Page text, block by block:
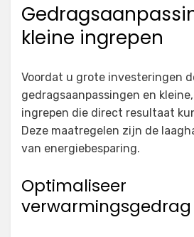
kleine ingrepen
Voordat u grote investeringen
gedragsaanpassingen en
ingrepen die direct resultaat
Deze maatregelen zijn de
van energiebesparing.
Optimaliseer
verwarmingsgedrag